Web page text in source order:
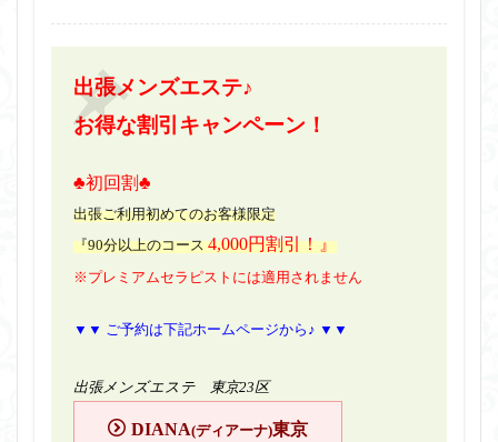
出張メンズエステ♪
お得な割引キャンペーン！
♣初回割♣
出張ご利用初めてのお客様限定
『90分以上のコース4,000円割引！』
※プレミアムセラピストには適用されません
▼▼ ご予約は下記ホームページから♪ ▼▼
出張メンズエステ 東京23区
DIANA(ディアーナ)東京